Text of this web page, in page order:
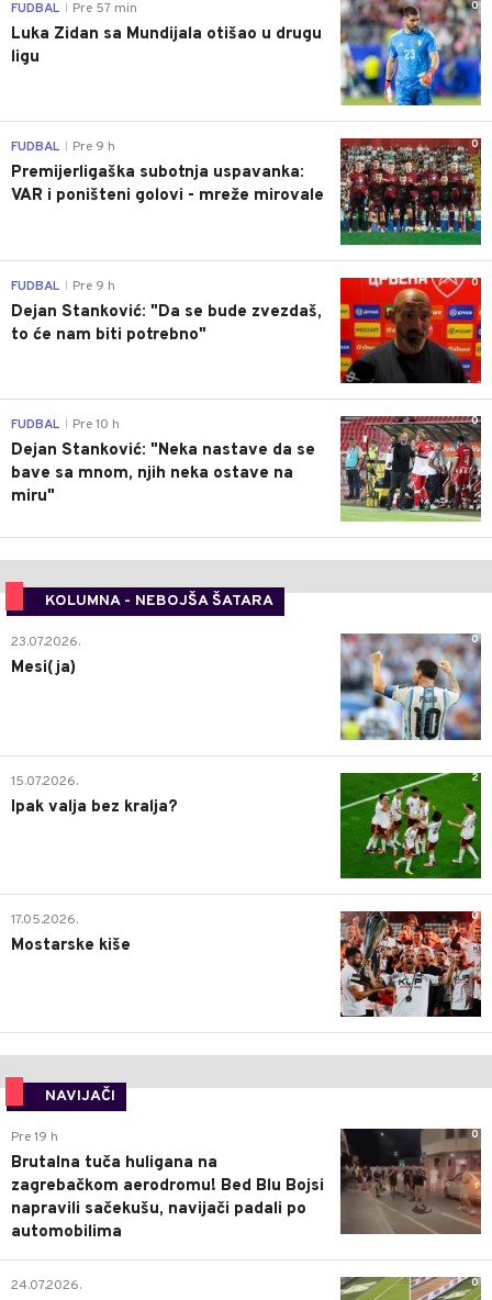
0
FUDBAL Pre 57 min
Luka Zidan sa Mundijala otišao u drugu
ligu
0
FUDBAL Pre 9 h
Premijerligaška subotnja uspavanka:
VAR i poništeni golovi - mreže mirovale
0
FUDBAL Pre 9 h
Dejan Stanković: "Da se bude zvezdaš,
to će nam biti potrebno"
0
FUDBAL Pre 10 h
Dejan Stanković: "Neka nastave da se
bave sa mnom, njih neka ostave na
miru"
KOLUMNA - NEBOJŠA ŠATARA
0
23.07.2026.
Mesi(ja)
2
15.07.2026.
Ipak valja bez kralja?
0
17.05.2026.
Mostarske kiše
NAVIJAČI
0
Pre 19 h
Brutalna tuča huligana na
zagrebačkom aerodromu! Bed Blu Bojsi
napravili sačekušu, navijači padali po
automobilima
0
24.07.2026.